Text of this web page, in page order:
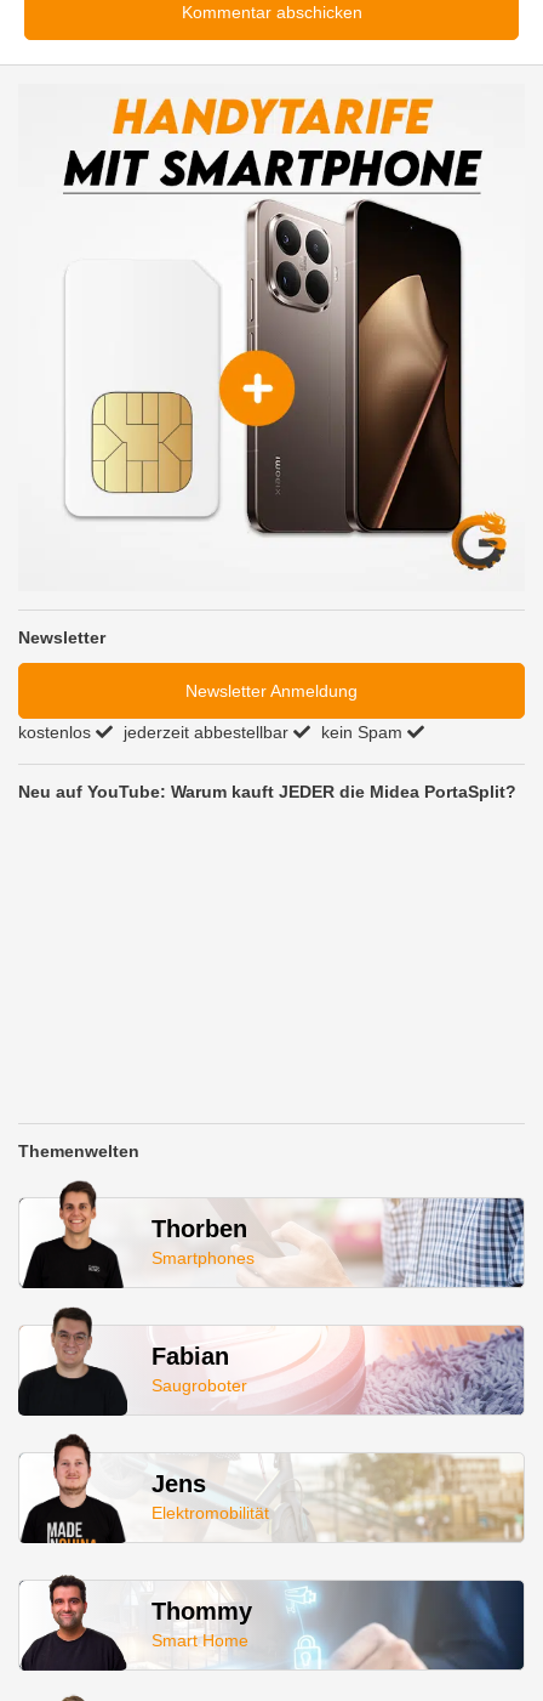
Newsletter
Newsletter Anmeldung
kostenlos jederzeit abbestellbar kein Spam
Neu auf YouTube: Warum kauft JEDER die Midea PortaSplit?
Themenwelten
Thorben
Smartphones
Fabian
Saugroboter
Jens
Elektromobilität
Thommy
Smart Home